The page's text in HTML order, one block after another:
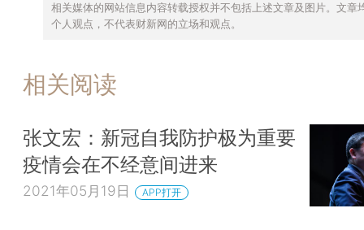
相关媒体的网站信息内容转载授权并不包括上述文章及图片。文章
个人观点，不代表财新网的立场和观点。
相关阅读
张文宏：新冠自我防护极为重要
疫情会在不经意间进来
2021年05月19日 APP打开